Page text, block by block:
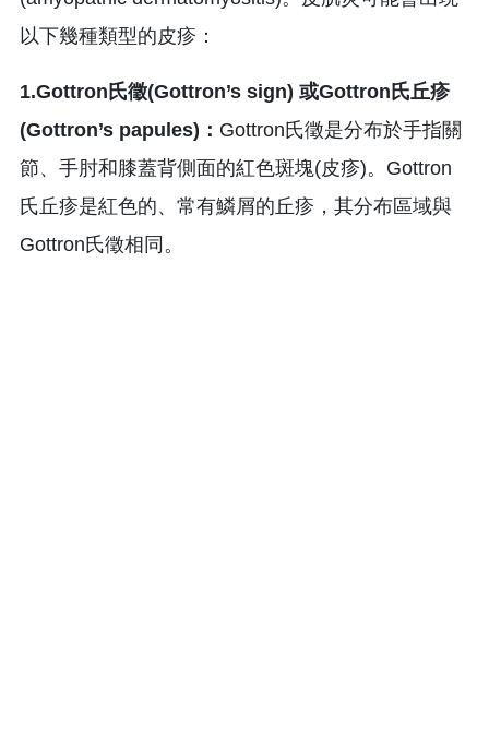
以下幾種類型的皮疹：
1.Gottron氏徵(Gottron’s sign) 或Gottron氏丘疹
(Gottron’s papules)： Gottron氏徵是分布於手指關
節、手肘和膝蓋背側面的紅色斑塊(皮疹)。Gottron
氏丘疹是紅色的、常有鱗屑的丘疹，其分布區域與
Gottron氏徵相同。